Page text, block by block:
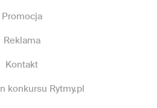
Promocja
Reklama
Kontakt
konkursu Rytmy.pl